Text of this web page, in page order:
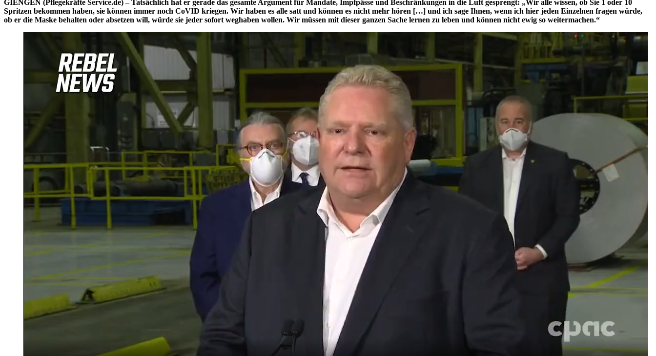
GIENGEN (Pflegekräfte Service.de) – Tatsächlich hat er gerade das gesamte Argument für Mandate, Impfpässe und Beschränkungen in die Luft gesprengt: „Wir alle wissen, ob Sie 1 oder 10
Spritzen bekommen haben, sie können immer noch CoVID kriegen. Wir haben es alle satt und können es nicht mehr hören […] und ich sage Ihnen, wenn ich hier jeden Einzelnen fragen würde,
ob er die Maske behalten oder absetzen will, würde sie jeder sofort weghaben wollen. Wir müssen mit dieser ganzen Sache lernen zu leben und können nicht ewig so weitermachen.“